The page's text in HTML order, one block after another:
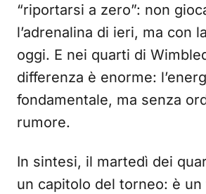
“riportarsi a zero”: non
l’adrenalina di ieri, ma con
oggi. E nei quarti di
differenza è enorme:
fondamentale, ma senza
rumore.
In sintesi, il martedì dei
un capitolo del torneo: è